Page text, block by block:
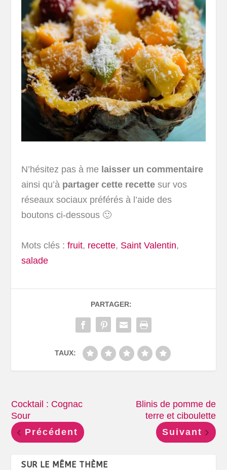
N’hésitez pas à me laisser un commentaire
ainsi qu’à partager cette recette sur vos
réseaux sociaux préférés à l’aide des
boutons ci-dessous 🙂
Mots clés : fruit, recette, Saint Valentin,
salade
PARTAGER:
TAUX:
Cocktail : Cognac
Sour
Précédent
Blinis de pomme de
terre et ciboulette
Suivant
SUR LE MÊME THÈME